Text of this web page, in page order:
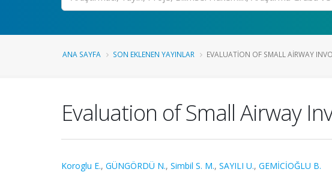
ANA SAYFA SON EKLENEN YAYINLAR EVALUATION OF SMALL AIRWAY
Evaluation of Small Airway
Koroglu E., GÜNGÖRDÜ N., Simbil S. M., SAYILI U., GEMİCİOĞLU B.